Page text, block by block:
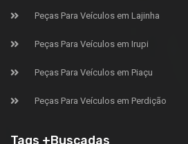
Peças Para Veículos em Lajinha
Peças Para Veículos em Irupi
Peças Para Veículos em Piaçu
Peças Para Veículos em Perdição
Tags +Buscadas